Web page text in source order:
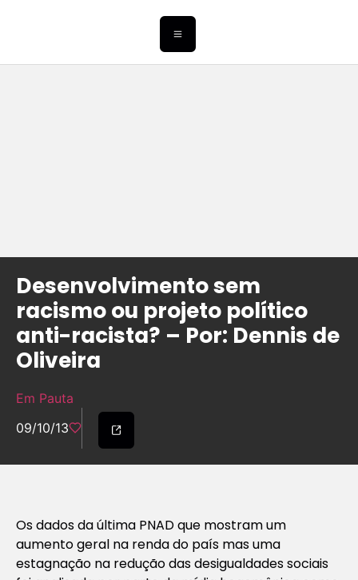
Desenvolvimento sem
racismo ou projeto político
anti-racista? – Por: Dennis de
Oliveira
Em Pauta
09/10/13
Os dados da última PNAD que mostram um
aumento geral na renda do país mas uma
estagnação na redução das desigualdades sociais